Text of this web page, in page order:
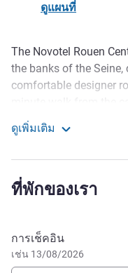
ดูแผนที่
รายละเอียด
The Novotel Rouen
the banks of the
comfortable designer
indoor pool invite you
cocktail at the bar or a
meeting rooms.
welcome your family
regional park, or the
to share with your
ดูเพิ่มเติม
ที่พักของเรา
จองโรงแรมนี้
การเช็คอิน
เช่น 13/08/2026